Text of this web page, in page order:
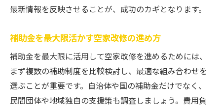
最新情報を反映させることが、成功のカギとなります。
補助金を最大限活かす空家改修の進め方
補助金を最大限に活用して空家改修を進めるためには、
まず複数の補助制度を比較検討し、最適な組み合わせを
選ぶことが重要です。自治体や国の補助金だけでなく、
民間団体や地域独自の支援策も調査しましょう。費用負